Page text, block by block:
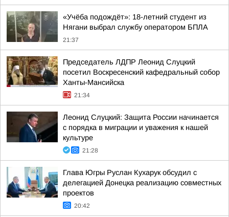
«Учёба подождёт»: 18-летний студент из
Нягани выбрал службу оператором БПЛА
21:37
Председатель ЛДПР Леонид Слуцкий
посетил Воскресенский кафедральный собор
Ханты-Мансийска
21:34
Леонид Слуцкий: Защита России начинается
с порядка в миграции и уважения к нашей
культуре
21:28
Глава Югры Руслан Кухарук обсудил с
делегацией Донецка реализацию совместных
проектов
20:42